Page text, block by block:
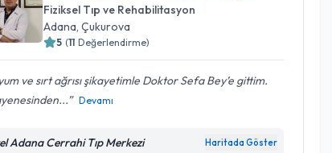
Fiziksel Tıp ve Rehabilitasyon
Adana, Çukurova
5 (11 Değerlendirme)
ve sırt ağrısı şikayetimle Doktor Sefa Bey’e gittim.
Devamı
Adana Cerrahi Tıp Merkezi Haritada Göster